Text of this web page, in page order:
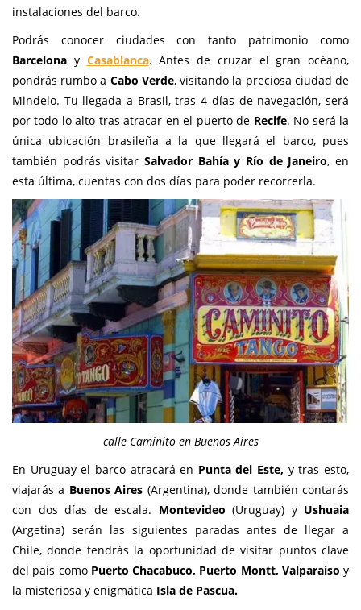
instalaciones del barco.
Podrás conocer ciudades con tanto patrimonio como
Barcelona y Casablanca. Antes de cruzar el gran océano,
pondrás rumbo a Cabo Verde, visitando la preciosa ciudad de
Mindelo. Tu llegada a Brasil, tras 4 días de navegación, será
por todo lo alto tras atracar en el puerto de Recife. No será la
única ubicación brasileña a la que llegará el barco, pues
también podrás visitar Salvador Bahía y Río de Janeiro, en
esta última, cuentas con dos días para poder recorrerla.
calle Caminito en Buenos Aires
En Uruguay el barco atracará en Punta del Este, y tras esto,
viajarás a Buenos Aires (Argentina), donde también contarás
con dos días de escala. Montevideo (Uruguay) y Ushuaia
(Argetina) serán las siguientes paradas antes de llegar a
Chile, donde tendrás la oportunidad de visitar puntos clave
del país como Puerto Chacabuco, Puerto Montt, Valparaiso y
la misteriosa y enigmática Isla de Pascua.